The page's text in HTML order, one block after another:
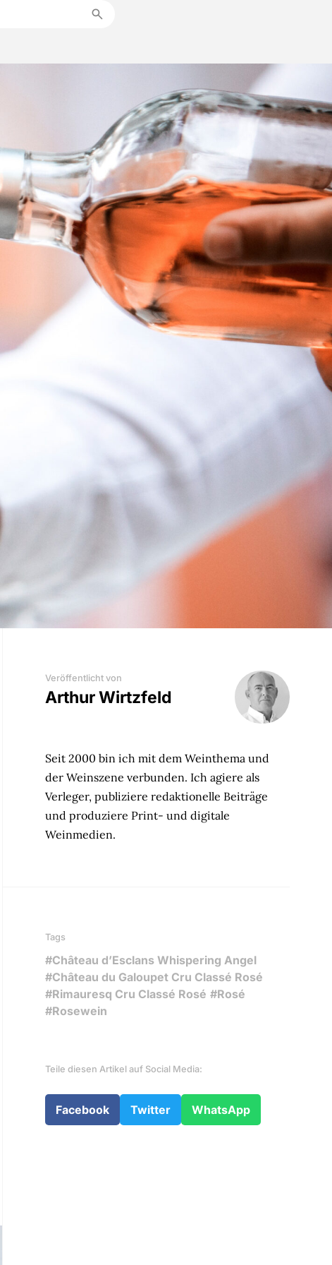
Veröffentlicht von
Arthur Wirtzfeld
Seit 2000 bin ich mit dem Weinthema und
der Weinszene verbunden. Ich agiere als
Verleger, publiziere redaktionelle Beiträge
und produziere Print- und digitale
Weinmedien.
Tags
#Château d’Esclans Whispering Angel
#Château du Galoupet Cru Classé Rosé
#Rimauresq Cru Classé Rosé #Rosé
#Rosewein
Teile diesen Artikel auf Social Media:
Facebook Twitter WhatsApp